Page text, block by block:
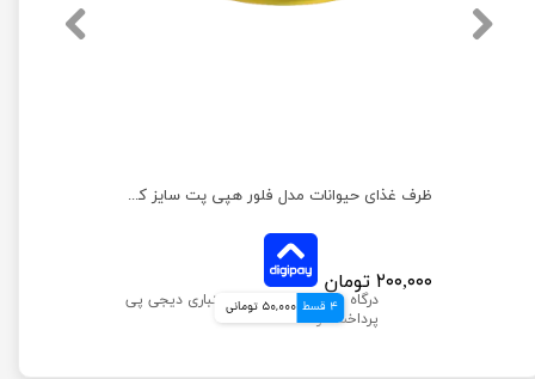
ظرف غذای حیوانات مدل فلور هپی پت سایز کوچک
۲۰۰,۰۰۰ تومان
4 قسط 50,000 تومانی